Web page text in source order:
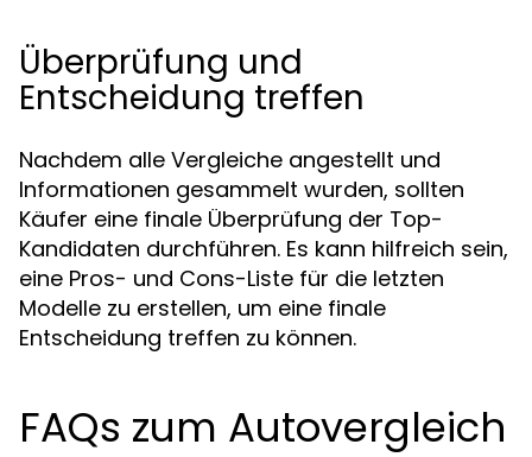
Überprüfung und
Entscheidung treffen
Nachdem alle Vergleiche angestellt und
Informationen gesammelt wurden, sollten
Käufer eine finale Überprüfung der Top-
Kandidaten durchführen. Es kann hilfreich sein,
eine Pros- und Cons-Liste für die letzten
Modelle zu erstellen, um eine finale
Entscheidung treffen zu können.
FAQs zum Autovergleich